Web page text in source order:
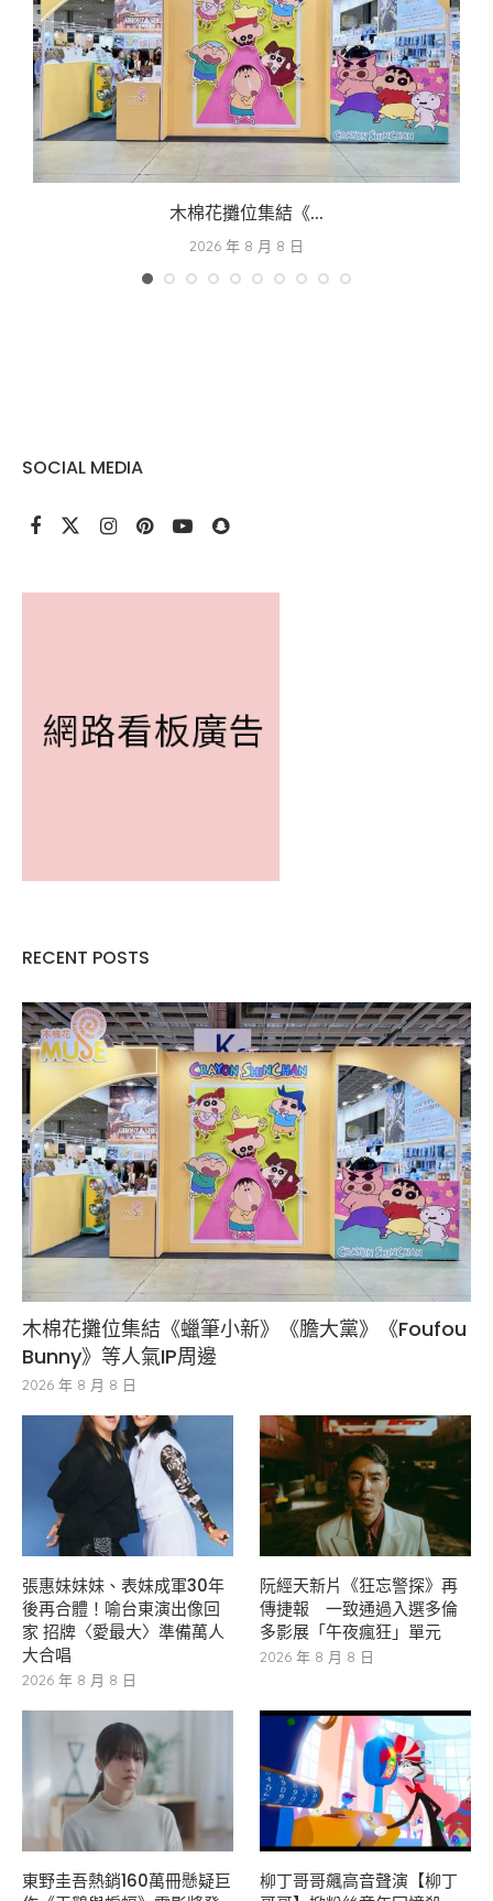
木棉花攤位集結《...
2026 年 8 月 8 日
SOCIAL MEDIA
RECENT POSTS
木棉花攤位集結《蠟筆小新》《膽大黨》《Foufou
Bunny》等人氣IP周邊
2026 年 8 月 8 日
張惠妹妹妹、表妹成軍30年
後再合體！喻台東演出像回
家 招牌〈愛最大〉準備萬人
大合唱
2026 年 8 月 8 日
阮經天新片《狂忘警探》再
傳捷報 一致通過入選多倫
多影展「午夜瘋狂」單元
2026 年 8 月 8 日
東野圭吾熱銷160萬冊懸疑巨
柳丁哥哥飆高音聲演【柳丁